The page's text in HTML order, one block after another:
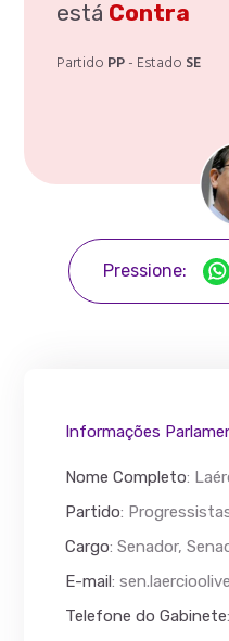
está Contra
Partido PP- Estado SE
Pressione:
Informações
Nome Completo:
Partido:
Cargo: Senador,
E-mail:
Telefone do Gabinete